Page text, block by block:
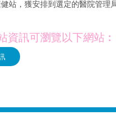
站，獲安排到選定的醫院管
資訊可瀏覽以下網站︰